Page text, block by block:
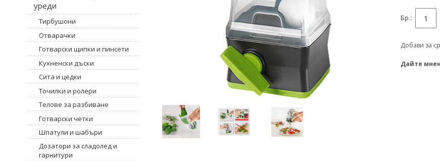
Бр.:
Добави за
Дайте
уреди
Тирбушони
Отварачки
Готварски щипки и пинсети
Кухненски дъски
Сита и цедки
Точилки и ролери
Телове за разбиване
Готварски четки
Шпатули и шабъри
Дозатори за сладолед и
гарнитури